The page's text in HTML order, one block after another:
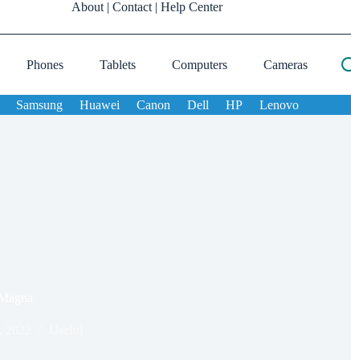
About | Contact | Help Center
Phones Tablets Computers Cameras
Samsung Huawei Canon Dell HP Lenovo